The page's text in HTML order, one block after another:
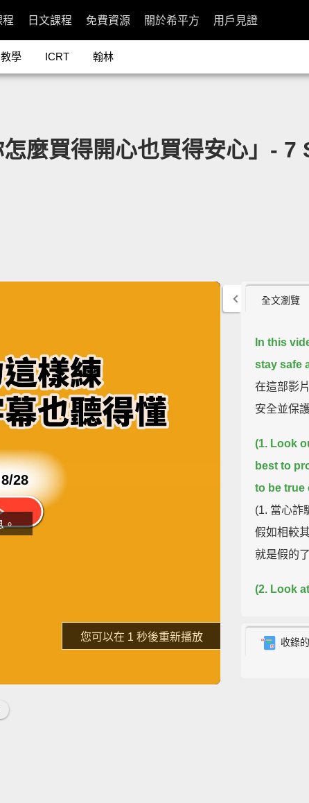
程 日文課程 免費資源 關於希平方 用戶見證
學 ICRT 翰林
怎麼買得開心也買得安心」-
。
28
重新播放
了解詳情
全文瀏覽
In this
stay safe
在這部影
安全並保
(1. Look
best to
to be true
(1. 當心詐
假如相較
就是假的
(2. Look
retailer,
收錄